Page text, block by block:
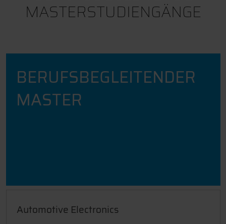
MASTERSTUDIENGÄNGE
BERUFSBEGLEITENDER
MASTER
Automotive Electronics